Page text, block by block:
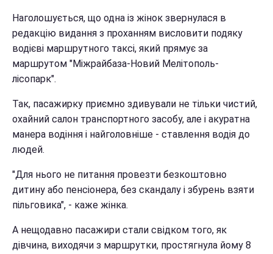
Наголошується, що одна із жінок звернулася в
редакцію видання з проханням висловити подяку
водієві маршрутного таксі, який прямує за
маршрутом "Міжрайбаза-Новий Мелітополь-
лісопарк".
Так, пасажирку приємно здивували не тільки чистий,
охайний салон транспортного засобу, але і акуратна
манера водіння і найголовніше - ставлення водія до
людей.
"Для нього не питання провезти безкоштовно
дитину або пенсіонера, без скандалу і збурень взяти
пільговика", - каже жінка.
А нещодавно пасажири стали свідком того, як
дівчина, виходячи з маршрутки, простягнула йому 8